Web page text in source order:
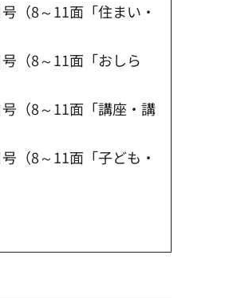
（8～11面「住まい・
（8～11面「おしら
（8～11面「講座・講
（8～11面「子ども・